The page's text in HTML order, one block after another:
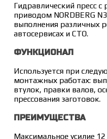
Гидравлический пресс
приводом NORDBERG
выполнения различных
автосервисах и СТО.
ФУНКЦИОНАЛ
Используется при
монтажных работах:
втулок, правки валов,
прессования заготовок.
ПРЕИМУЩЕСТВА
Максимальное усилие